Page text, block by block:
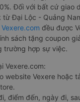
Đối với bất cứ giao
Đại Lộc - Quảng
Vexere.com đều được
sách tặng coupon
trường hợp sự việc.
Vexere.com:
website Vexere hoặc
điểm đến, ngày đi,